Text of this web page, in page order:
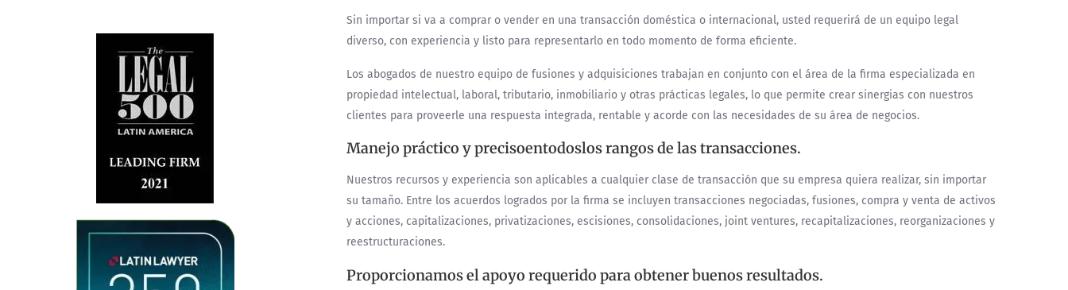
Sin importar si va a comprar o vender en una transacción doméstica o internacional, usted requerirá de un equipo legal
diverso, con experiencia y listo para representarlo en todo momento de forma eficiente.
Los abogados de nuestro equipo de fusiones y adquisiciones trabajan en conjunto con el área de la firma especializada en
propiedad intelectual, laboral, tributario, inmobiliario y otras prácticas legales, lo que permite crear sinergias con nuestros
clientes para proveerle una respuesta integrada, rentable y acorde con las necesidades de su área de negocios.
Manejo práctico y precisoentodoslos rangos de las transacciones.
Nuestros recursos y experiencia son aplicables a cualquier clase de transacción que su empresa quiera realizar, sin importar
su tamaño. Entre los acuerdos logrados por la firma se incluyen transacciones negociadas, fusiones, compra y venta de activos
y acciones, capitalizaciones, privatizaciones, escisiones, consolidaciones, joint ventures, recapitalizaciones, reorganizaciones y
reestructuraciones.
Proporcionamos el apoyo requerido para obtener buenos resultados.